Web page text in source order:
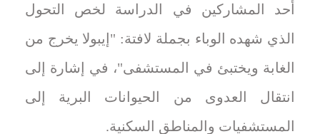
أحد المشاركين في الدراسة لخص التحول
الذي شهده الوباء بجملة لافتة: "إيبولا يخرج من
الغابة ويختبئ في المستشفى"، في إشارة إلى
انتقال العدوى من الحيوانات البرية إلى
المستشفيات والمناطق السكنية.